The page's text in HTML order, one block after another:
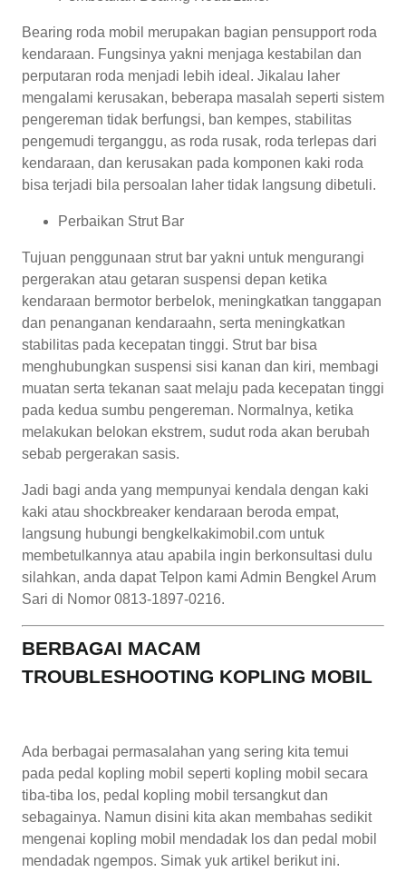
Bearing roda mobil merupakan bagian pensupport roda
kendaraan. Fungsinya yakni menjaga kestabilan dan
perputaran roda menjadi lebih ideal. Jikalau laher
mengalami kerusakan, beberapa masalah seperti sistem
pengereman tidak berfungsi, ban kempes, stabilitas
pengemudi terganggu, as roda rusak, roda terlepas dari
kendaraan, dan kerusakan pada komponen kaki roda
bisa terjadi bila persoalan laher tidak langsung dibetuli.
Perbaikan Strut Bar
Tujuan penggunaan strut bar yakni untuk mengurangi
pergerakan atau getaran suspensi depan ketika
kendaraan bermotor berbelok, meningkatkan tanggapan
dan penanganan kendaraahn, serta meningkatkan
stabilitas pada kecepatan tinggi. Strut bar bisa
menghubungkan suspensi sisi kanan dan kiri, membagi
muatan serta tekanan saat melaju pada kecepatan tinggi
pada kedua sumbu pengereman. Normalnya, ketika
melakukan belokan ekstrem, sudut roda akan berubah
sebab pergerakan sasis.
Jadi bagi anda yang mempunyai kendala dengan kaki
kaki atau shockbreaker kendaraan beroda empat,
langsung hubungi bengkelkakimobil.com untuk
membetulkannya atau apabila ingin berkonsultasi dulu
silahkan, anda dapat Telpon kami Admin Bengkel Arum
Sari di Nomor 0813-1897-0216.
BERBAGAI MACAM
TROUBLESHOOTING KOPLING MOBIL
Ada berbagai permasalahan yang sering kita temui
pada pedal kopling mobil seperti kopling mobil secara
tiba-tiba los, pedal kopling mobil tersangkut dan
sebagainya. Namun disini kita akan membahas sedikit
mengenai kopling mobil mendadak los dan pedal mobil
mendadak ngempos. Simak yuk artikel berikut ini.